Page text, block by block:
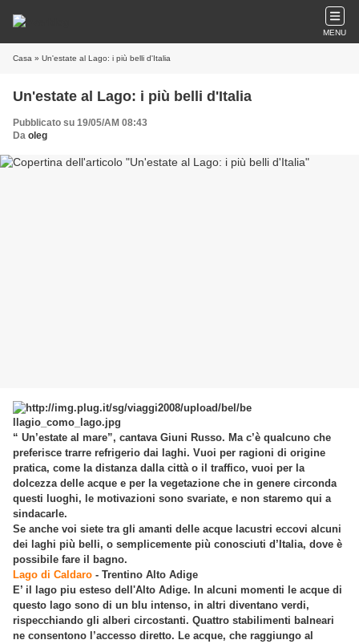
MENU
Casa » Un'estate al Lago: i più belli d'Italia
Un'estate al Lago: i più belli d'Italia
Pubblicato su 19/05/AM 08:43
Da oleg
“ Un’estate al mare”, cantava Giuni Russo. Ma c’è qualcuno che
preferisce trarre refrigerio dai laghi. Vuoi per ragioni di origine
pratica, come la distanza dalla città o il traffico, vuoi per la
dolcezza delle acque e per la vegetazione che in genere circonda
questi luoghi, le motivazioni sono svariate, e non staremo qui a
sindacarle.
Se anche voi siete tra gli amanti delle acque lacustri eccovi alcuni
dei laghi più belli, o semplicemente più conosciuti d’Italia, dove è
possibile fare il bagno.
Lago di Caldaro - Trentino Alto Adige
E’ il lago piu esteso dell'Alto Adige. In alcuni momenti le acque di
questo lago sono di un blu intenso, in altri diventano verdi,
rispecchiando gli alberi circostanti. Quattro stabilimenti balneari
ne consentono l’accesso diretto. Le acque, che raggiungo al